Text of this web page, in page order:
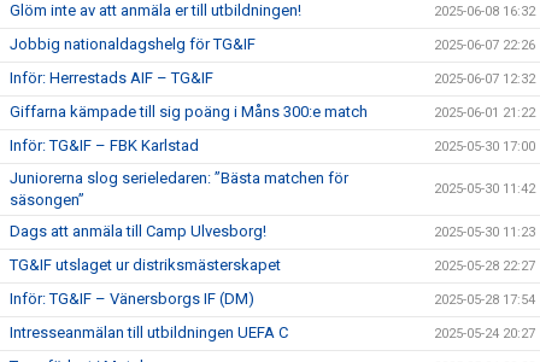
Glöm inte av att anmäla er till utbildningen! 2025-06-08 16:32
Jobbig nationaldagshelg för TG&IF 2025-06-07 22:26
Inför: Herrestads AIF – TG&IF 2025-06-07 12:32
Giffarna kämpade till sig poäng i Måns 300:e match 2025-06-01 21:22
Inför: TG&IF – FBK Karlstad 2025-05-30 17:00
Juniorerna slog serieledaren: ”Bästa matchen för
säsongen”
2025-05-30 11:42
Dags att anmäla till Camp Ulvesborg! 2025-05-30 11:23
TG&IF utslaget ur distriksmästerskapet 2025-05-28 22:27
Inför: TG&IF – Vänersborgs IF (DM) 2025-05-28 17:54
Intresseanmälan till utbildningen UEFA C 2025-05-24 20:27